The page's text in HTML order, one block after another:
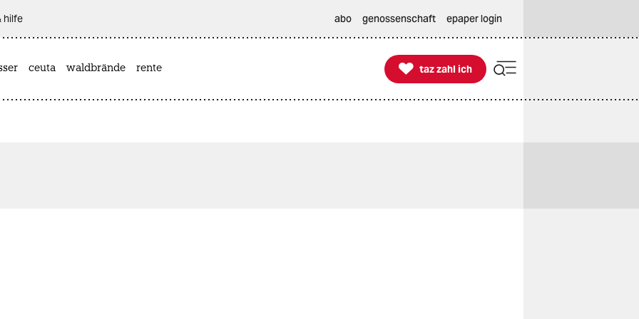
hilfe abo genossenschaft epaper login
ceuta waldbrände rente 
taz zahl ich
taz zahl ich